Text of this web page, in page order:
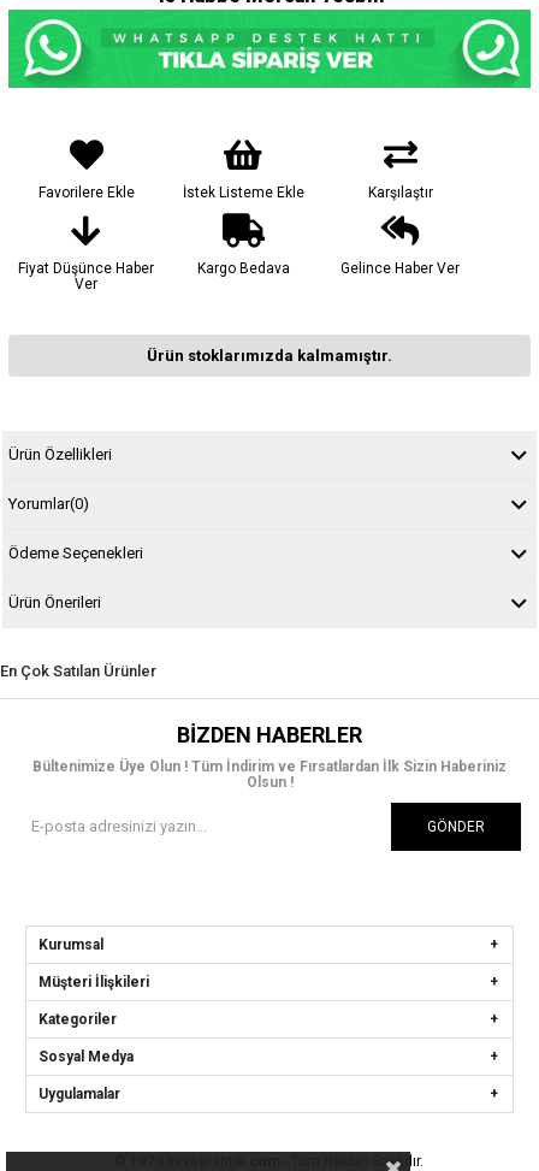
Favorilere Ekle İstek Listeme Ekle Karşılaştır
Fiyat Düşünce Haber
Ver
Kargo Bedava Gelince Haber Ver
Ürün stoklarımızda kalmamıştır.
Ürün Özellikleri
Yorumlar(0)
Ödeme Seçenekleri
Ürün Önerileri
En Çok Satılan Ürünler
BIZDEN HABERLER
Bültenimize Üye Olun ! Tüm İndirim ve Fırsatlardan İlk Sizin Haberiniz
Olsun !
GÖNDER
Kurumsal
Müşteri İlişkileri
Kategoriler
Sosyal Medya
Uygulamalar
- Tüm Hakları Saklıdır.